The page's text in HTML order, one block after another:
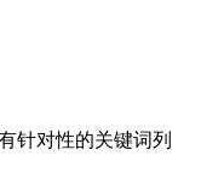
针对性的关键词列